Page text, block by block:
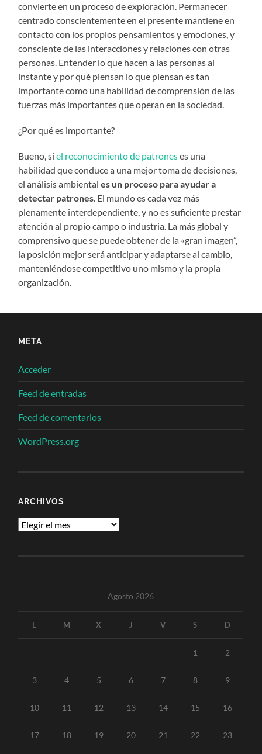
convierte en un proceso de exploración. Permanecer
centrado conscientemente en el presente mantiene en
contacto con los propios pensamientos y emociones, y
consciente de las interacciones y relaciones con otras
personas. Entender lo que hacen a las personas al
instante y por qué piensan lo que piensan es tan
importante como una habilidad de comprensión de las
fuerzas más importantes que operan en la sociedad.
¿Por qué es importante?
Bueno, siel reconocimiento de patroneses una
habilidad que conduce a una mejor toma de decisiones,
el análisis ambientales un proceso para ayudar a
detectar patrones. El mundo es cada vez más
plenamente interdependiente, y no es suficiente prestar
atención al propio campo o industria. La más global y
comprensivo que se puede obtener de la «gran imagen”,
la posición mejor será anticipar y adaptarse al cambio,
manteniéndose competitivo uno mismo y la propia
organización.
META
Acceder
Feed de entradas
Feed de comentarios
WordPress.org
ARCHIVOS
Archivos
Agosto 2026
L M X J V S D
1 2
3 4 5 6 7 8 9
10 11 12 13 14 15 16
17 18 19 20 21 22 23